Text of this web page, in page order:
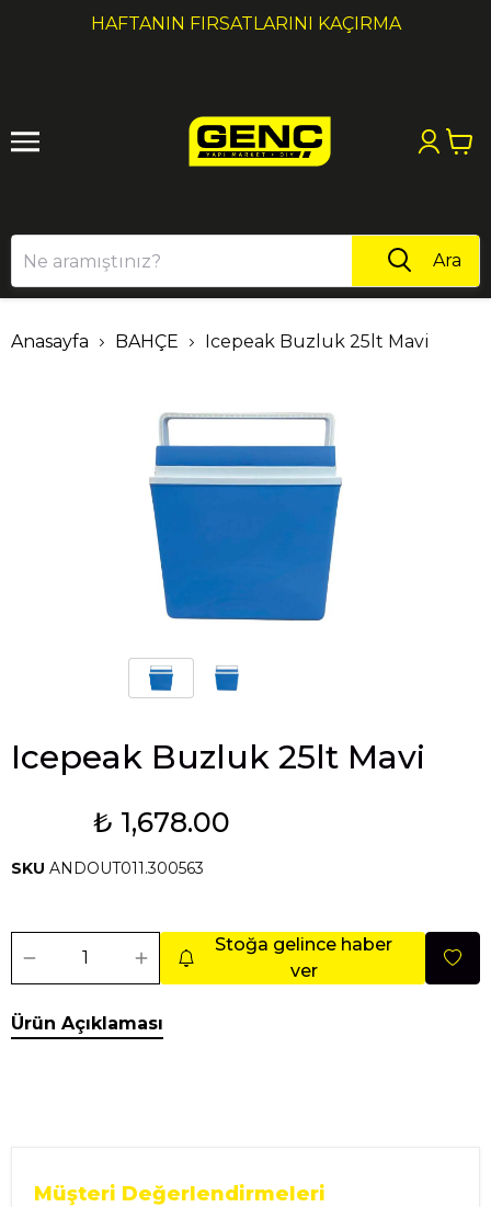
HAFTANIN FIRSATLARINI KAÇIRMA
1 2
Ara
Anasayfa BAHÇE Icepeak Buzluk 25lt Mavi
Icepeak Buzluk 25lt Mavi
₺ 1,678.00
SKU ANDOUT011.300563
Stoğa gelince haber
ver
Ürün Açıklaması
Müşteri Değerlendirmeleri